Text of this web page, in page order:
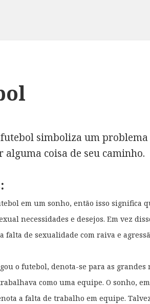
simboliza um problema
coisa de seu caminho.
em um sonho, então isso significa
necessidades e desejos. Em vez
falta de sexualidade com raiva e
o futebol, denota-se para as grandes
como uma equipe. O sonho,
a falta de trabalho em equipe.